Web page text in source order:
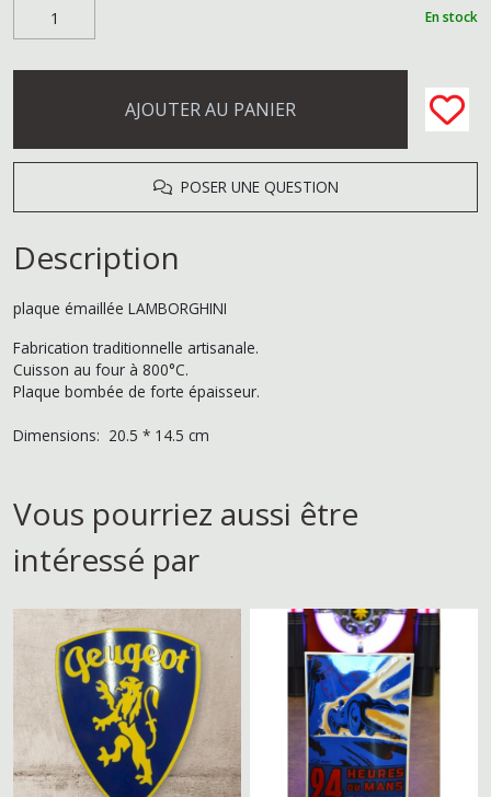
En stock
AJOUTER AU PANIER
POSER UNE QUESTION
Description
plaque émaillée LAMBORGHINI
Fabrication traditionnelle artisanale.
Cuisson au four à 800°C.
Plaque bombée de forte épaisseur.
Dimensions: 20.5 * 14.5 cm
Vous pourriez aussi être
intéressé par